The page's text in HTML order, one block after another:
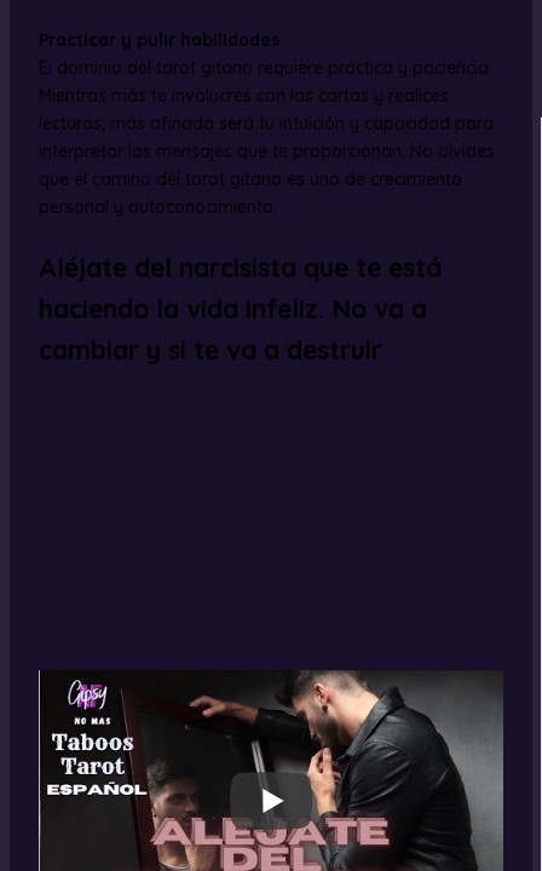
Practicar y pulir habilidades
El dominio del tarot gitano requiere práctica y paciencia.
Mientras más te involucres con las cartas y realices
lecturas, más afinada será tu intuición y capacidad para
interpretar los mensajes que te proporcionan. No olvides
que el camino del tarot gitano es uno de crecimiento
personal y autoconocimiento.
Aléjate del narcisista que te está
haciendo la vida infeliz. No va a
cambiar y si te va a destruir